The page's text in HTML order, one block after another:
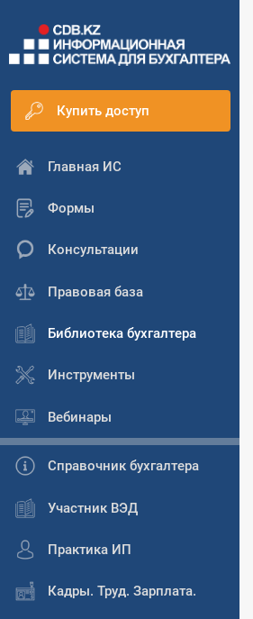
Купить доступ
Главная ИС
Формы
Консультации
Правовая база
Библиотека бухгалтера
Инструменты
Вебинары
Справочник бухгалтера
Участник ВЭД
Практика ИП
Кадры. Труд. Зарплата.